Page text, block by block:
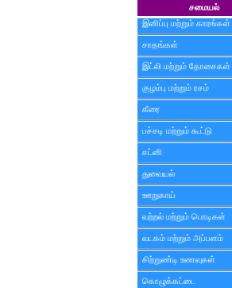
சமையல்
இனிப்பு மற்றும் காரங்கள்
சாதங்கள்
இட்லி மற்றும் தோசைகள்
குழம்பு மற்றும் ரசம்
கீரை
பச்சடி மற்றும் கூட்டு
சட்னி
துவையல்
ஊறுகாய்
வற்றல் மற்றும் பொடிகள்
வடகம் மற்றும் அப்பளம்
சிற்றுண்டி உணவுகள்
கொழுக்கட்டை